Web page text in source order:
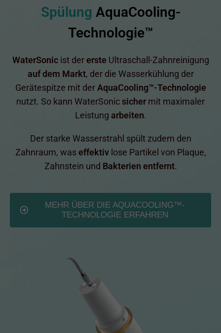
Spülung AquaCooling-
Technologie™
WaterSonicist dererste Ultraschall-Zahnreinigung
auf dem Markt, der die Wasserkühlung der
Gerätespitze mit derAquaCooling™-Technologie
nutzt. So kann WaterSonicsicher mit maximaler
Leistung arbeiten.
Der starke Wasserstrahl spült zudem den
Zahnraum, waseffektivlose Partikel von Plaque,
Zahnstein und Bakterien entfernt.
MEHR ÜBER DIE AQUACOOLING™-
TECHNOLOGIE ERFAHREN